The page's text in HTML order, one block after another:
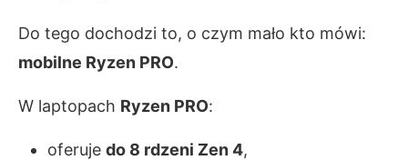
Do tego dochodzi to, o czym mało kto mówi:
mobilne Ryzen PRO.
W laptopach Ryzen PRO:
oferuje do 8 rdzeni Zen 4,